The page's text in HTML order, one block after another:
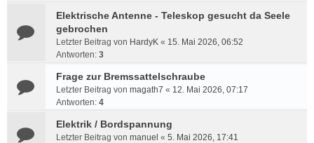
Elektrische Antenne - Teleskop gesucht da Seele
gebrochen
Letzter Beitrag von HardyK « 15. Mai 2026, 06:52
Antworten: 3
Frage zur Bremssattelschraube
Letzter Beitrag von magath7 « 12. Mai 2026, 07:17
Antworten: 4
Elektrik / Bordspannung
Letzter Beitrag von manuel « 5. Mai 2026, 17:41